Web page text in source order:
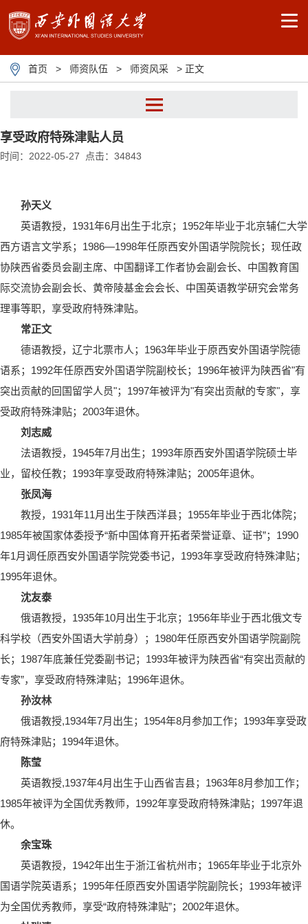
首页 > 师资队伍 > 师资风采 > 正文
人才西外
人才招聘
享受政府特殊津贴人员
时间：2022-05-27 点击： 34843
孙天义
英语教授，1931年6月出生于北京；1952年毕业于北京辅仁大学
西方语言文学系；1986—1998年任原西安外国语学院院长；现任政
协陕西省委员会副主席、中国翻译工作者协会副会长、中国教育国
际交流协会副会长、黄帝陵基金会会长、中国英语教学研究会常务
理事等职，享受政府特殊津贴。
常正文
德语教授，辽宁北票市人；1963年毕业于原西安外国语学院德
语系；1992年任原西安外国语学院副校长；1996年被评为陕西省"有
突出贡献的回国留学人员"；1997年被评为"有突出贡献的专家"，享
受政府特殊津贴；2003年退休。
刘志威
法语教授，1945年7月出生；1993年原西安外国语学院硕士毕
业，留校任教；1993年享受政府特殊津贴；2005年退休。
张凤海
教授，1931年11月出生于陕西洋县；1955年毕业于西北体院；
1985年被国家体委授予“新中国体育开拓者荣誉证章、证书”；1990
年1月调任原西安外国语学院党委书记，1993年享受政府特殊津贴；
1995年退休。
沈友泰
俄语教授，1935年10月出生于北京；1956年毕业于西北俄文专
科学校（西安外国语大学前身）；1980年任原西安外国语学院副院
长；1987年底兼任党委副书记；1993年被评为陕西省“有突出贡献的
专家”，享受政府特殊津贴；1996年退休。
孙汝林
俄语教授,1934年7月出生；1954年8月参加工作；1993年享受政
府特殊津贴；1994年退休。
陈莹
英语教授,1937年4月出生于山西省吉县；1963年8月参加工作；
1985年被评为全国优秀教师，1992年享受政府特殊津贴；1997年退
休。
余宝珠
英语教授，1942年出生于浙江省杭州市；1965年毕业于北京外
国语学院英语系；1995年任原西安外国语学院副院长；1993年被评
为全国优秀教师，享受“政府特殊津贴”；2002年退休。